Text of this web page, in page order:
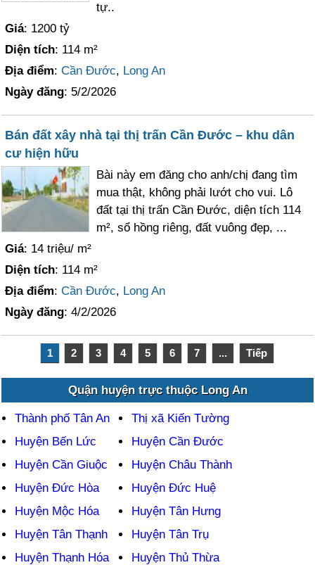
tự..
Giá: 1200 tỷ
Diện tích: 114 m²
Địa điểm:Cần Đước, Long An
Ngày đăng: 5/2/2026
Bán đất xây nhà tại thị trấn Cần Đước – khu dân
cư hiện hữu
Bài này em đăng cho anh/chị đang tìm
mua thật, không phải lướt cho vui. Lô
đất tại thị trấn Cần Đước, diện tích 114
m², sổ hồng riêng, đất vuông đẹp, ...
Giá: 14 triệu/ m²
Diện tích: 114 m²
Địa điểm:Cần Đước, Long An
Ngày đăng: 4/2/2026
1 2 3 4 5 6 7 ... Tiếp
Quận huyện trực thuộc Long An
Thành phố Tân An
Thị xã Kiến Tường
Huyện Bến Lức
Huyện Cần Đước
Huyện Cần Giuộc
Huyện Châu Thành
Huyện Đức Hòa
Huyện Đức Huệ
Huyện Mộc Hóa
Huyện Tân Hưng
Huyện Tân Thạnh
Huyện Tân Trụ
Huyện Thạnh Hóa
Huyện Thủ Thừa